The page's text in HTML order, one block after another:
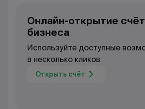
Онлайн-открытие
бизнеса
Используйте доступные
в несколько кликов
Открыть счёт